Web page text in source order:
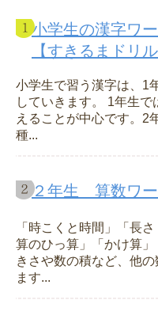
小学生の漢字ワ
【すきるまドリ
小学生で習う漢字は、1
していきます。 1年生
えることが中心です。2
種...
２年生 算数ワー
「時こくと時間」「長
算のひっ算」「かけ算
きさや数の積など、他
ます...